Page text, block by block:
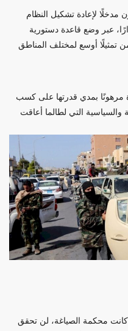
مدخلًا لإعادة تشكيل النظام
عبر وضع قاعدة دستورية
تمثيلًا أوسع لمختلف المناطق
مرهونًا بمدي قدرتها على كسب
والسياسية التي لطالما أعاقت
محكمة الصياغة، لن تحقق